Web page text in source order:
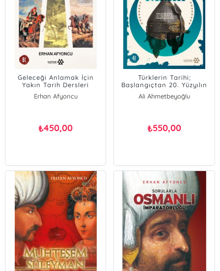
Geleceği Anlamak İçin
Yakın Tarih Dersleri
Erhan Afyoncu
₺450,00
Türklerin Tarihi;
Başlangıçtan 20. Yüzyılın
İlk Yarısına Kadar
Ali Ahmetbeyoğlu
Kürşat Yıldırım
₺550,00